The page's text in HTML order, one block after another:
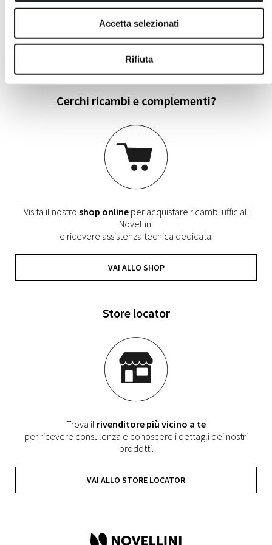
Accetta selezionati
Rifiuta
Scegli il prodotto, seleziona colori, finiture e optional
e visualizza il 3D del tuoprogetto personalizzato
VAI AL CONFIGURATORE
Cerchi ricambi e complementi?
Visita il nostro shop onlineper acquistare ricambi ufficiali
Novellini
e ricevere assistenza tecnica dedicata.
VAI ALLO SHOP
Store locator
Trova il rivenditore più vicino a te
per ricevere consulenza e conoscere i dettagli dei nostri
prodotti.
VAI ALLO STORE LOCATOR